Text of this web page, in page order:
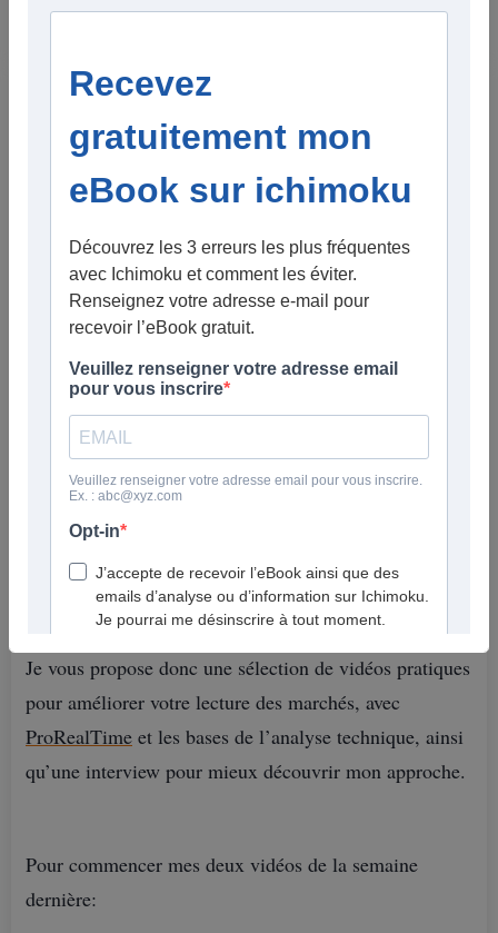
terme ou swing trader.
Dans Analyses Ichimoku
Marchés fermés en Europe, ouverts aux
États-Unis : patienter et en profiter pour
progresser en bourse
En ce jour férié, les marchés européens sont fermés
Dans un contexte marqué par les annonces et
ultimatums de Donald Trump, l’incertitude reste forte
sur les marchés.
Dans ce type d’environnement, inutile de s’agiter : la
Plutôt que de trader dans le bruit, c’est le moment
idéal pour prendre du recul et progresser.
Je vous propose donc une sélection de vidéos pratiques
pour améliorer votre lecture des marchés, avec
ProRealTime et les bases de l’analyse technique, ainsi
qu’une interview pour mieux découvrir mon approche.
Pour commencer mes deux vidéos de la semaine
dernière: